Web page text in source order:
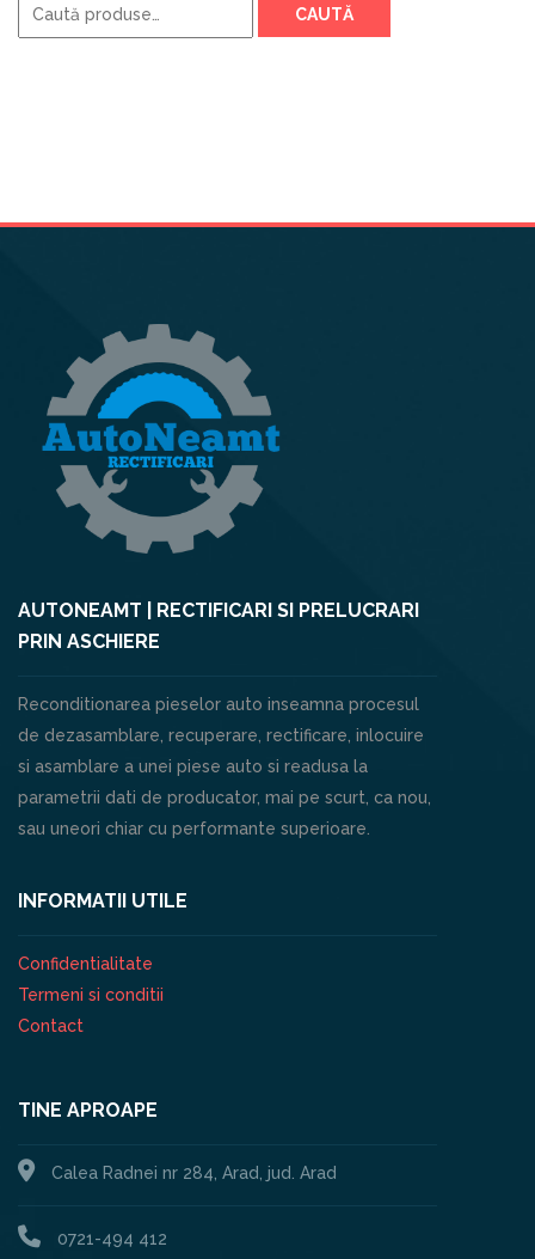
după:
CAUTĂ
AUTONEAMT | RECTIFICARI SI PRELUCRARI
PRIN ASCHIERE
Reconditionarea pieselor auto inseamna procesul
de dezasamblare, recuperare, rectificare, inlocuire
si asamblare a unei piese auto si readusa la
parametrii dati de producator, mai pe scurt, ca nou,
sau uneori chiar cu performante superioare.
INFORMATII UTILE
Confidentialitate
Termeni si conditii
Contact
TINE APROAPE
Calea Radnei nr 284, Arad, jud. Arad
0721-494 412